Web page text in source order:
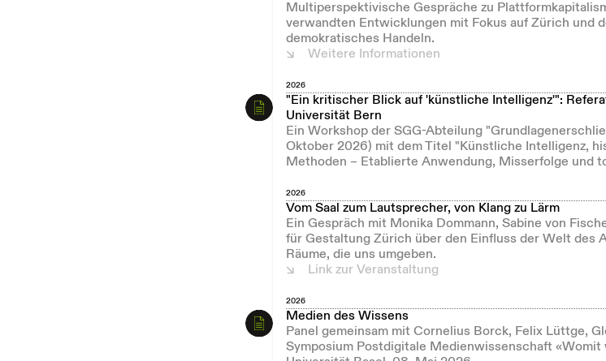
Multiperspektivische Gespräche zu
verwandten Entwicklungen mit Fokus auf Zürich und
demokratisches Handeln.
Weitere Informationen
2026
"Ein kritischer Blick auf 'künstliche Intelligenz'":
Universität Bern
Ein Workshop der SGG-Abteilung
Oktober 2026) mit dem Titel "Künstliche Intelligenz,
Methoden – Etablierte Anwendung, Misserfolge und
2026
Vom Saal zum Lautsprecher, von Klang zu Lärm
Ein Gespräch mit Monika Dommann, Sabine von
für Gestaltung Zürich über den Einfluss der Welt des
Räume, die uns umgeben.
Link zur Veranstaltung
2026
Medien des Wissens
Panel gemeinsam mit Cornelius Borck, Felix Lüttge,
Symposium Postdigitale Medienwissenschaft